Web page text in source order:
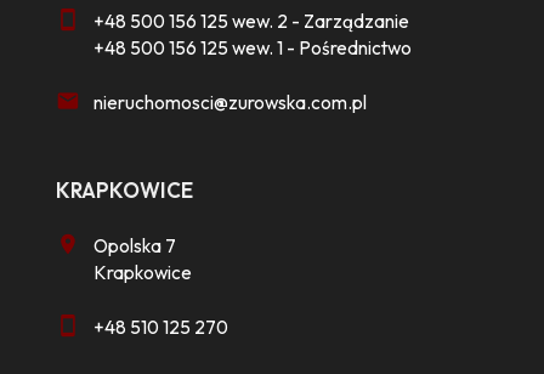
+48 500 156 125 wew. 2 - Zarządzanie
+48 500 156 125 wew. 1 - Pośrednictwo
nieruchomosci@zurowska.com.pl
KRAPKOWICE
Opolska 7
Krapkowice
+48 510 125 270